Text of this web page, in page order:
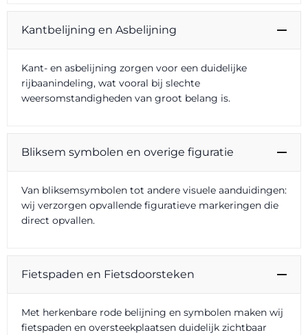
Kantbelijning en Asbelijning
Kant- en asbelijning zorgen voor een duidelijke
rijbaanindeling, wat vooral bij slechte
weersomstandigheden van groot belang is.
Bliksem symbolen en overige figuratie
Van bliksemsymbolen tot andere visuele aanduidingen:
wij verzorgen opvallende figuratieve markeringen die
direct opvallen.
Fietspaden en Fietsdoorsteken
Met herkenbare rode belijning en symbolen maken wij
fietspaden en oversteekplaatsen duidelijk zichtbaar